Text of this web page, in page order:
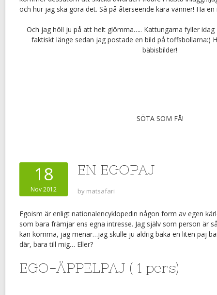
och hur jag ska göra det. Så på återseende kära vänner! Ha
Och jag höll ju på att helt glömma….. Kattungarna fyller idag
faktiskt länge sedan jag postade en bild på toffsbollarna:)
bäbisbilder!
SÖTA SOM FÅ!
18
Nov 2012
EN EGOPAJ
by matsafari
Egoism är enligt nationalencyklopedin någon form av egen
som bara främjar ens egna intresse. Jag själv som person är
kan komma, jag menar…jag skulle ju aldrig baka en liten paj
där, bara till mig… Eller?
EGO-ÄPPELPAJ ( 1 pers)